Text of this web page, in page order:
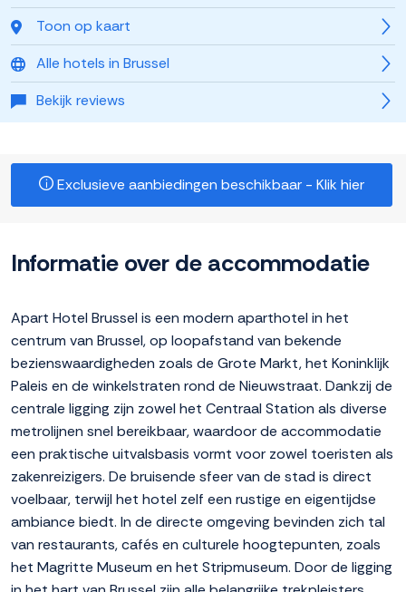
Toon op kaart
Alle hotels in Brussel
Bekijk reviews
Exclusieve aanbiedingen beschikbaar - Klik hier
Informatie over de accommodatie
Apart Hotel Brussel is een modern aparthotel in het
centrum van Brussel, op loopafstand van bekende
bezienswaardigheden zoals de Grote Markt, het Koninklijk
Paleis en de winkelstraten rond de Nieuwstraat. Dankzij de
centrale ligging zijn zowel het Centraal Station als diverse
metrolijnen snel bereikbaar, waardoor de accommodatie
een praktische uitvalsbasis vormt voor zowel toeristen als
zakenreizigers. De bruisende sfeer van de stad is direct
voelbaar, terwijl het hotel zelf een rustige en eigentijdse
ambiance biedt. In de directe omgeving bevinden zich tal
van restaurants, cafés en culturele hoogtepunten, zoals
het Magritte Museum en het Stripmuseum. Door de ligging